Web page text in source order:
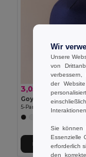
3,05 €
Goya 39090
In den Warenkorb
Wir
Unsere
von
der
Sie können
Essenzielle
erforderlich
den